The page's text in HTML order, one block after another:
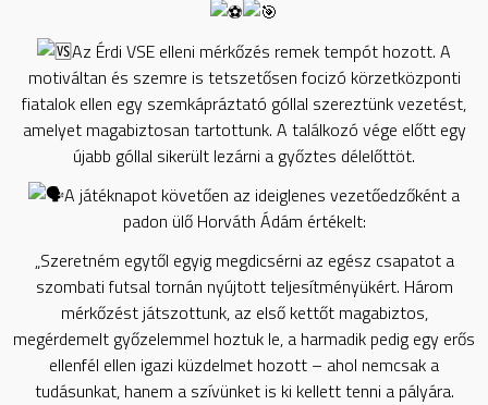
Az Érdi VSE elleni mérkőzés remek tempót hozott. A
motiváltan és szemre is tetszetősen focizó körzetközponti
fiatalok ellen egy szemkápráztató góllal szereztünk vezetést,
amelyet magabiztosan tartottunk. A találkozó vége előtt egy
újabb góllal sikerült lezárni a győztes délelőttöt.
A játéknapot követően az ideiglenes vezetőedzőként a
padon ülő Horváth Ádám értékelt:
„Szeretném egytől egyig megdicsérni az egész csapatot a
szombati futsal tornán nyújtott teljesítményükért. Három
mérkőzést játszottunk, az első kettőt magabiztos,
megérdemelt győzelemmel hoztuk le, a harmadik pedig egy erős
ellenfél ellen igazi küzdelmet hozott – ahol nemcsak a
tudásunkat, hanem a szívünket is ki kellett tenni a pályára.